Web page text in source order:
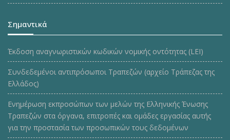
Σημαντικά
Έκδοση αναγνωριστικών κωδικών νομικής οντότητας (LEI)
Συνδεδεμένοι αντιπρόσωποι Τραπεζών (αρχείο Τράπεζας της
Ελλάδος)
Ενημέρωση εκπροσώπων των μελών της Ελληνικής Ένωσης
Τραπεζών στα όργανα, επιτροπές και ομάδες εργασίας αυτής
για την προστασία των προσωπικών τους δεδομένων